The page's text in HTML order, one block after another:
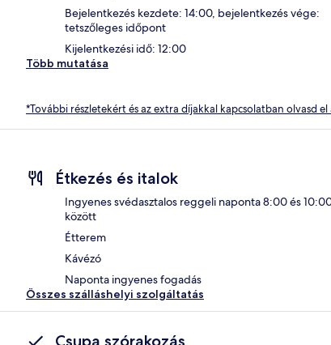
Bejelentkezés kezdete: 14:00, bejelentkezés vége:
tetszőleges időpont
Kijelentkezési idő: 12:00
Több mutatása
*További részletekért és az extra díjakkal kapcsolatban olvasd
Étkezés és italok
Ingyenes svédasztalos reggeli naponta 8:00 és
között
Étterem
Kávézó
Naponta ingyenes fogadás
Összes szálláshelyi szolgáltatás